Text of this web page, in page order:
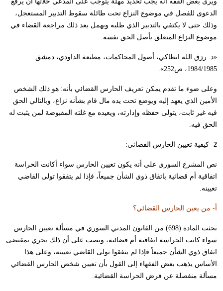
الدعوى للفصل في موضوع النزاع تحت طائلة سقوط التدبير المستعجل،
وذلك حتى لا يكتفي بالتدبير الذي طلبه ويهمل بعد ذلك مراجعة القضاء في
موضوع النزاع المتعلق بأصل الحق نفسه.
«د. رزق الله انطاكي، أصول المحاكمات، مطبعة الداودي، دمشق
1984/1985، ص252».
وعلى ضوء ما تقدم يمكن تعريف الحارس القضائي بأنه: هو ذلك الشخص
الأمين الذي يعهد إليه ويوضع تحت يده مال قام بشأنه نزاع، وبالتالي الحق
فيه غير ثابت، يتولى حفظه وإدارته، ويعيده مع غلته المقبوضة لمن يثبت له
الحق فيه.
2- كيفية تعيين الحارس القضائي:
نص المشرع السوري على أنه يكون تعيين الحارس سواء أكانت الحراسة
اتفاقية أم قضائية باتفاق ذوي الشأن جميعاً، فإذا لم يتفقوا تولى القاضي
تعيينه.
أ- من يعين الحارس القضائي؟
بحثت المادة (698) من القانون المدني السوري في مسألة تعيين الحارس
سواء كانت الحراسة اتفاقية أم قضائية، ونصت على أن ذلك يجري بمقتضى
اتفاق ذوي الشأن جميعاً فإذا لم يتفقوا تولى القاضي تعيينه، وعلى هذا
الأساس يذهب بعض الفقهاء إلى القول بأن تعيين شخص الحارس القضائي
مسألة منفصلة عن فرض الحراسة القضائية.